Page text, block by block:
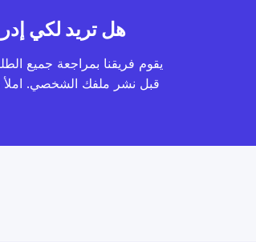
هل تريد لكي
يقوم فريقنا بمراجعة جميع
قبل نشر ملفك الشخصي. املأ